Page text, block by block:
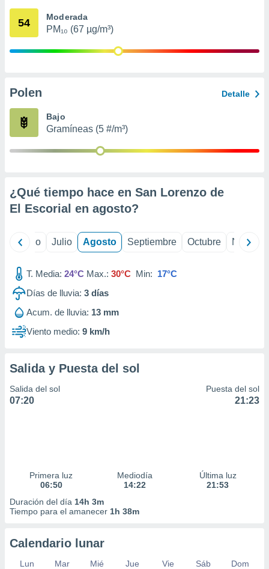
e
publicidad
1199
54 Moderada
PM₁₀ (67 µg/m³)
Polen Detalle
Bajo
Gramíneas (5 #/m³)
¿Qué tiempo hace en San Lorenzo de
El Escorial en agosto?
Junio Julio Agosto Septiembre Octubre
T. Media: 24°C Max.: 30°C Min: 17°C
Días de lluvia: 3 días
Acum. de lluvia: 13 mm
Viento medio: 9 km/h
Salida y Puesta del sol
Salida del sol
07:20
Puesta del sol
21:23
Primera luz
06:50
Mediodía
14:22
Última luz
21:53
Duración del día 14h 3m
Tiempo para el amanecer 1h 38m
Calendario lunar
Lun Mar Mié Jue Vie Sáb
Dom